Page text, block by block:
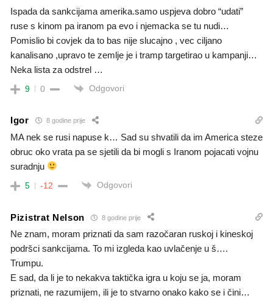
Ispada da sankcijama amerika.samo uspjeva dobro “udati”
ruse s kinom pa iranom pa evo i njemacka se tu nudi…
Pomislio bi covjek da to bas nije slucajno , vec ciljano
kanalisano ,upravo te zemlje je i tramp targetirao u kampanji…
Neka lista za odstrel …
9 0 Odgovori
Igor 8 godine prije
MA nek se rusi napuse k… Sad su shvatili da im America steze
obruc oko vrata pa se sjetili da bi mogli s Iranom pojacati vojnu
suradnju
5 -12 Odgovori
Pizistrat Nelson 8 godine prije
Ne znam, moram priznati da sam razočaran ruskoj i kineskoj
podršci sankcijama. To mi izgleda kao uvlačenje u š….
Trumpu.
E sad, da li je to nekakva taktička igra u koju se ja, moram
priznati, ne razumijem, ili je to stvarno onako kako se i čini…